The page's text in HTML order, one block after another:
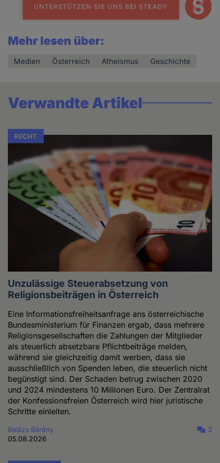
Mehr lesen über:
Medien Österreich Atheismus Geschichte
Verwandte Artikel
RECHT
Unzulässige Steuerabsetzung von
Religionsbeiträgen in Österreich
Eine Informationsfreiheitsanfrage ans österreichische
Bundesministerium für Finanzen ergab, dass mehrere
Religionsgesellschaften die Zahlungen der Mitglieder
als steuerlich absetzbare Pflichtbeiträge melden,
während sie gleichzeitig damit werben, dass sie
ausschließlich von Spenden leben, die steuerlich nicht
begünstigt sind. Der Schaden betrug zwischen 2020
und 2024 mindestens 10 Millionen Euro. Der Zentralrat
der Konfessionsfreien Österreich wird hier juristische
Schritte einleiten.
Balázs Bárány
05.08.2026
3